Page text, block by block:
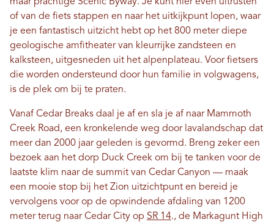
of van de fiets stappen en naar het uitkijkpunt lopen, waar
je een fantastisch uitzicht hebt op het 800 meter diepe
geologische amfitheater van kleurrijke zandsteen en
kalksteen, uitgesneden uit het alpenplateau. Voor fietsers
die worden ondersteund door hun familie in volgwagens,
is de plek om bij te praten.
Vanaf Cedar Breaks daal je af en sla je af naar Mammoth
Creek Road, een kronkelende weg door lavalandschap dat
meer dan 2000 jaar geleden is gevormd. Breng zeker een
bezoek aan het dorp Duck Creek om bij te tanken voor de
laatste klim naar de summit van Cedar Canyon — maak
een mooie stop bij het Zion uitzichtpunt en bereid je
vervolgens voor op de opwindende afdaling van 1200
meter terug naar Cedar City op SR 14., de Markagunt High